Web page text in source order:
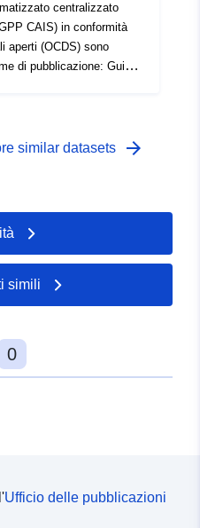
centralizzato
CAIS) in conformità
aperti (OCDS) sono
di pubblicazione: Guide
danni-ot-rop/
similar datasets arrow_forward
simili
0
Ufficio delle pubblicazioni